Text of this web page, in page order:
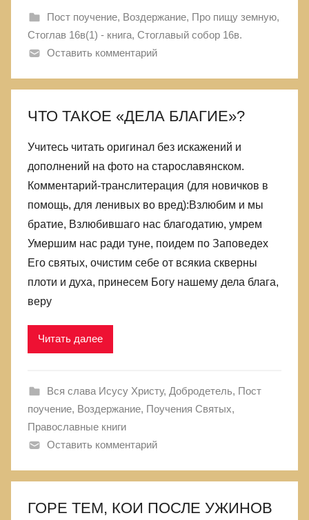
Пост поучение, Воздержание, Про пищу земную,
Стоглав 16в(1) - книга, Стоглавый собор 16в.
Оставить комментарий
ЧТО ТАКОЕ «ДЕЛА БЛАГИЕ»?
Учитесь читать оригинал без искажений и
дополнений на фото на старославянском.
Комментарий-транслитерация (для новичков в
помощь, для ленивых во вред):Взлюбим и мы
братие, Взлюбившаго нас благодатию, умрем
Умершим нас ради туне, поидем по Заповедех
Его святых, очистим себе от всякиа скверны
плоти и духа, принесем Богу нашему дела блага,
веру
Читать далее
Вся слава Исусу Христу, Добродетель, Пост
поучение, Воздержание, Поучения Святых,
Православные книги
Оставить комментарий
ГОРЕ ТЕМ, КОИ ПОСЛЕ УЖИНОВ